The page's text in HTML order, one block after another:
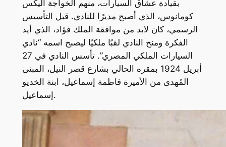
بقيادة عشاق السيارات، منهم الخواجة أليكس
كومانوس، الذي أصبح مديرًا للنادي. قبل التأسيس
الرسمي، كان لابد من موافقة الملك فؤاد، الذي أيد
الفكرة ومنح النادي لقبًا ملكيًا ليصبح اسمه “نادي
السيارات الملكي المصري”. تأسس النادي في 27
أبريل 1924 بمقره الحالي بشارع قصر النيل، المبنى
المُهدى من الأميرة فاطمة إسماعيل، ابنة الخديو
إسماعيل.